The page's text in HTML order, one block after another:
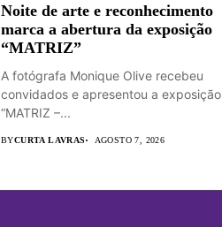
Noite de arte e reconhecimento
marca a abertura da exposição
“MATRIZ”
A fotógrafa Monique Olive recebeu
convidados e apresentou a exposição
“MATRIZ –...
BYCURTA LAVRAS AGOSTO 7, 2026